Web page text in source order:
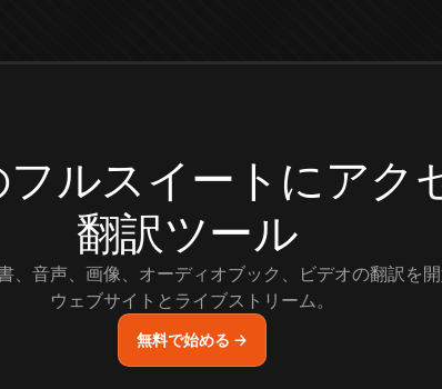
フルスイートにアク
翻訳ツール
、音声、画像、オーディオブック、ビデオの翻訳を
ウェブサイトとライブストリーム。
無料で始める →